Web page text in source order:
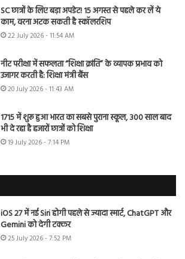
SC छात्रों के लिए बड़ा अपडेट! 15 अगस्त से पहले कर लें ये
काम, वरना अटक सकती है स्कॉलरशिप
22 July 2026 - 11:54 AM
नीट परीक्षा में सफलता “शिक्षा क्रांति” के व्यापक प्रभाव को
उजागर करती है: शिक्षा मंत्री बैंस
20 July 2026 - 11:43 AM
1715 में शुरू हुआ भारत का सबसे पुराना स्कूल, 300 साल बाद
भी दे रहा है हजारों छात्रों को शिक्षा
19 July 2026 - 7:14 PM
iOS 27 में नई Siri होगी पहले से ज्यादा स्मार्ट, ChatGPT और
Gemini को देगी टक्कर
25 July 2026 - 7:52 PM